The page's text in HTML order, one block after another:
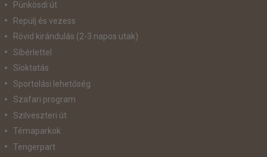
Pünkösdi út
Repülj és vezess
Rövid kirándulás (2-3 napos utak)
Síbérlettel
Síoktatás
Sportolási lehetőség
Szafari program
Szilveszteri út
Témaparkok
Tengerpart